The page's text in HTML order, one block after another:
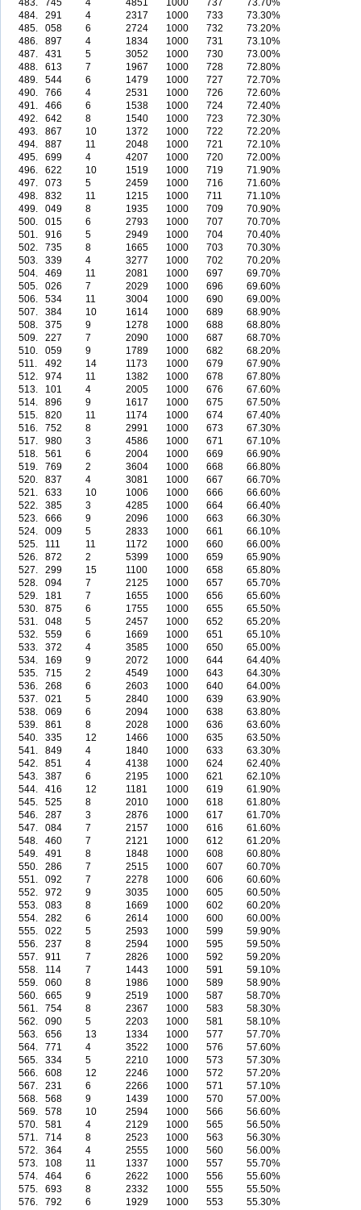
483.
745 4 4851 1000 737
73.70%
484.
291 4 2317 1000 733
73.30%
485.
058 6 2724 1000 732
73.20%
486.
897 4 1834 1000 731
73.10%
487.
431 5 3052 1000 730
73.00%
488.
613 7 1967 1000 728
72.80%
489.
544 6 1479 1000 727
72.70%
490.
766 4 2531 1000 726
72.60%
491.
466 6 1538 1000 724
72.40%
492.
642 8 1540 1000 723
72.30%
493.
867 10 1372 1000 722
72.20%
494.
887 11 2048 1000 721
72.10%
495.
699 4 4207 1000 720
72.00%
496.
622 10 1519 1000 719
71.90%
497.
073 5 2459 1000 716
71.60%
498.
832 11 1215 1000 711
71.10%
499.
049 8 1935 1000 709
70.90%
500.
015 6 2793 1000 707
70.70%
501.
916 5 2949 1000 704
70.40%
502.
735 8 1665 1000 703
70.30%
503.
339 4 3277 1000 702
70.20%
504.
469 11 2081 1000 697
69.70%
505.
026 7 2029 1000 696
69.60%
506.
534 11 3004 1000 690
69.00%
507.
384 10 1614 1000 689
68.90%
508.
375 9 1278 1000 688
68.80%
509.
227 7 2090 1000 687
68.70%
510.
059 9 1789 1000 682
68.20%
511.
492 14 1173 1000 679
67.90%
512.
974 11 1382 1000 678
67.80%
513.
101 4 2005 1000 676
67.60%
514.
896 9 1617 1000 675
67.50%
515.
820 11 1174 1000 674
67.40%
516.
752 8 2991 1000 673
67.30%
517.
980 3 4586 1000 671
67.10%
518.
561 6 2004 1000 669
66.90%
519.
769 2 3604 1000 668
66.80%
520.
837 4 3081 1000 667
66.70%
521.
633 10 1006 1000 666
66.60%
522.
385 3 4285 1000 664
66.40%
523.
666 9 2096 1000 663
66.30%
524.
009 5 2833 1000 661
66.10%
525.
111 11 1172 1000 660
66.00%
526.
872 2 5399 1000 659
65.90%
527.
299 15 1100 1000 658
65.80%
528.
094 7 2125 1000 657
65.70%
529.
181 7 1655 1000 656
65.60%
530.
875 6 1755 1000 655
65.50%
531.
048 5 2457 1000 652
65.20%
532.
559 6 1669 1000 651
65.10%
533.
372 4 3585 1000 650
65.00%
534.
169 9 2072 1000 644
64.40%
535.
715 2 4549 1000 643
64.30%
536.
268 6 2603 1000 640
64.00%
537.
021 5 2840 1000 639
63.90%
538.
069 6 2094 1000 638
63.80%
539.
861 8 2028 1000 636
63.60%
540.
335 12 1466 1000 635
63.50%
541.
849 4 1840 1000 633
63.30%
542.
851 4 4138 1000 624
62.40%
543.
387 6 2195 1000 621
62.10%
544.
416 12 1181 1000 619
61.90%
545.
525 8 2010 1000 618
61.80%
546.
287 3 2876 1000 617
61.70%
547.
084 7 2157 1000 616
61.60%
548.
460 7 2121 1000 612
61.20%
549.
491 8 1848 1000 608
60.80%
550.
286 7 2515 1000 607
60.70%
551.
092 7 2278 1000 606
60.60%
552.
972 9 3035 1000 605
60.50%
553.
083 8 1669 1000 602
60.20%
554.
282 6 2614 1000 600
60.00%
555.
022 5 2593 1000 599
59.90%
556.
237 8 2594 1000 595
59.50%
557.
911 7 2826 1000 592
59.20%
558.
114 7 1443 1000 591
59.10%
559.
060 8 1986 1000 589
58.90%
560.
665 9 2519 1000 587
58.70%
561.
754 8 2367 1000 583
58.30%
562.
090 5 2203 1000 581
58.10%
563.
656 13 1334 1000 577
57.70%
564.
771 4 3522 1000 576
57.60%
565.
334 5 2210 1000 573
57.30%
566.
608 12 2246 1000 572
57.20%
567.
231 6 2266 1000 571
57.10%
568.
568 9 1439 1000 570
57.00%
569.
578 10 2594 1000 566
56.60%
570.
581 4 2129 1000 565
56.50%
571.
714 8 2523 1000 563
56.30%
572.
364 4 2555 1000 560
56.00%
573.
108 11 1337 1000 557
55.70%
574.
464 6 2622 1000 556
55.60%
575.
693 8 2332 1000 555
55.50%
576.
792 6 1929 1000 553
55.30%